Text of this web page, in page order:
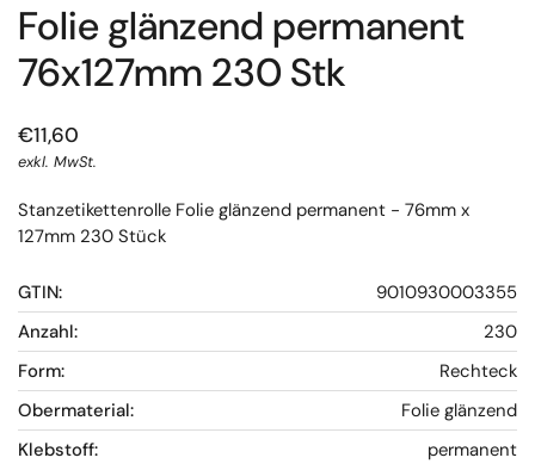
Folie glänzend permanent
76x127mm 230 Stk
€11,60
exkl. MwSt.
Stanzetikettenrolle Folie glänzend permanent - 76mm x
127mm 230 Stück
GTIN:
9010930003355
Anzahl:
230
Form:
Rechteck
Obermaterial:
Folie glänzend
Klebstoff:
permanent